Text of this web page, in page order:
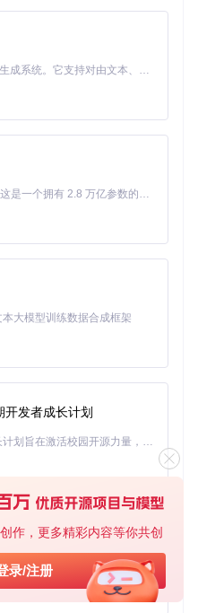
作，更多精彩内容等你共创
录/注册
的全链路应用
实现性能与体验的平衡：
Serif CN';
FOIT现象 */
) {
SourceHanSerifCN-Regular.ttf'
件体积：
载字符集
体显示设置
大字重提升可读性
MiniMax H3 是一个通用的全模态生成系统。它支持对由文本、图像、视频和音频组成的多模态上下文进行统一理解，并能生成分辨率高达 2K、时长可达 15 秒的带原生立体声音频的视频。得益于面向任务泛化的系统设计，H3 在预训练阶段就已具备广泛的多模态上下文理解与生成能力，能够出色地执行复杂的多模态指令。
Kimi K3 是Kimi能力最强的模型：这是一个拥有 2.8 万亿参数的混合专家（MoE）模型，具备原生视觉理解能力，并支持 100 万 token 的上下文窗口。
大模型训练数据合成框架
开发者成长计划
「源启盛夏」暑期校园开发者成长计划旨在激活校园开源力量，通过积分激励、认证扶持、资源倾斜等形式，引导高校组织和开发者完成「入驻 — 建项目 — 做贡献 — 获认证 — 得资源」的完整闭环。无论你是想带领社团入驻平台的组织者，还是希望用代码贡献证明自己的开发者，都能在这里找到属于你的成长路径。
基于Python的Xiaozhi AI，适用于想要完整Xiaozhi体验而无需拥有专用硬件的用户。